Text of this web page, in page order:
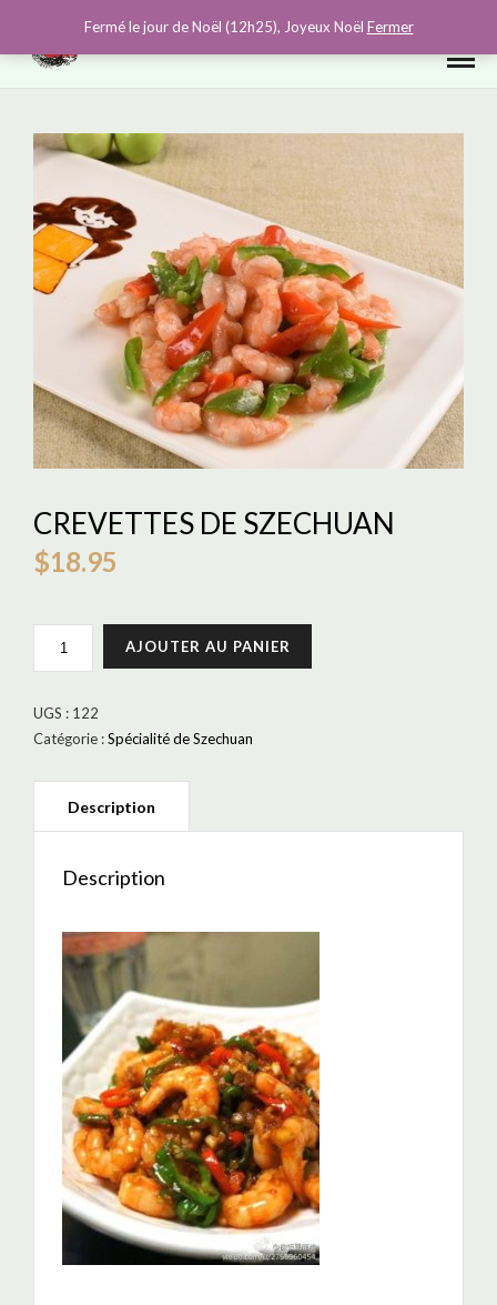
CREVETTES DE SZECHUAN
$18.95
DE
SZECHUAN
AJOUTER AU PANIER
UGS : 122
Catégorie :Spécialité de Szechuan
Description
Fermé le jour de Noël (12h25), Joyeux Noël Fermer